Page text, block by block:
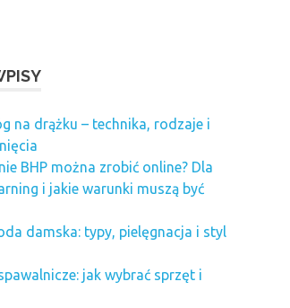
na drążku – technika, rodzaje i
BHP można zrobić online? Dla
i jakie warunki muszą być
damska: typy, pielęgnacja i styl
jak wybrać sprzęt i